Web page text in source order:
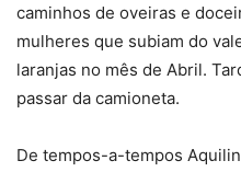
caminhos de oveiras e
mulheres que subiam do
laranjas no mês de Abril.
passar da camioneta.
De tempos-a-tempos